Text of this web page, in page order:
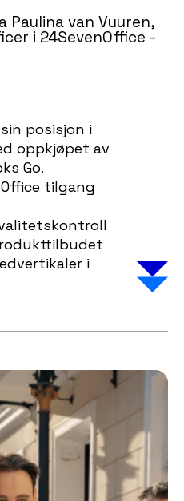
Paulina van Vuuren,
i 24SevenOffice -
posisjon i
oppkjøpet av
Go.
tilgang
i